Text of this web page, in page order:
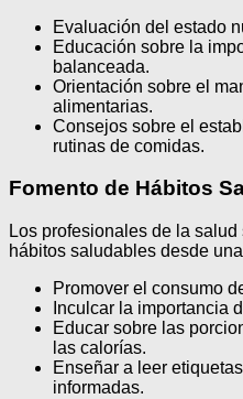
Evaluación del estado
Educación sobre la
balanceada.
Orientación sobre el
alimentarias.
Consejos sobre el
rutinas de comidas.
Fomento de Hábitos
Los profesionales de la
hábitos saludables desde
Promover el consumo
Inculcar la importancia
Educar sobre las
las calorías.
Enseñar a leer
informadas.